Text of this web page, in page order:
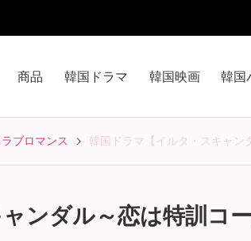
商品 韓国ドラマ 韓国映画 韓国
ブロマンス 韓国ドラマ【イルタ・スキャ
ンダル～恋は特訓